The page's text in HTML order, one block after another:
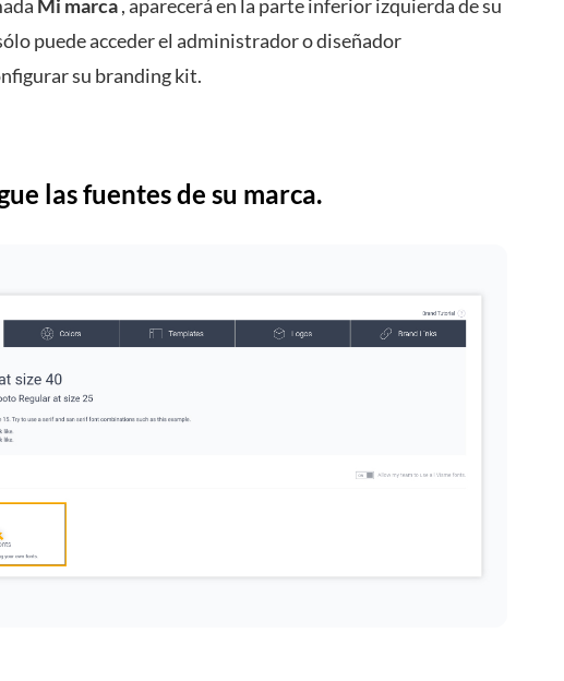
Mi marca, aparecerá en la parte inferior izquierda de su
puede acceder el administrador o diseñador
su branding kit.
las fuentes de su marca.